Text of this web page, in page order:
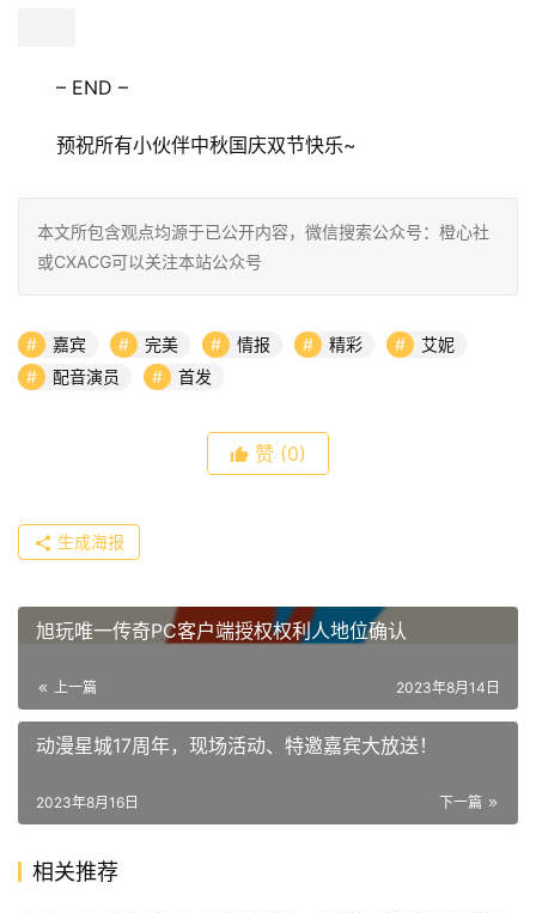
– END –
预祝所有小伙伴中秋国庆双节快乐~
本文所包含观点均源于已公开内容，微信搜索公众号：橙心社
或CXACG可以关注本站公众号
嘉宾 完美 情报 精彩
艾妮
配音演员
首发
赞 (0)
生成海报
旭玩唯一传奇PC客户端授权权利人地位确认
上一篇 2023年8月14日
动漫星城17周年，现场活动、特邀嘉宾大放送！
下一篇
2023年8月16日
相关推荐